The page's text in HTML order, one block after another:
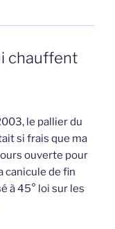
chauffent
le pallier du
si frais que ma
ouverte pour
canicule de fin
à 45° loi sur les